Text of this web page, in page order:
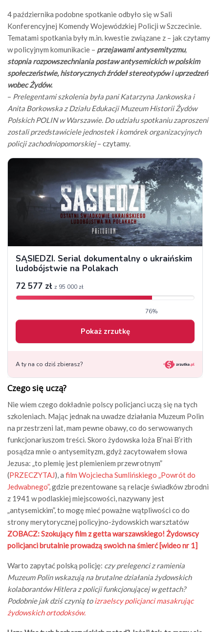
4 października podobne spotkanie odbyło się w Sali
Konferencyjnej Komendy Wojewódzkiej Policji w Szczecinie.
Tematami spotkania były m.in. kwestie związane z – jak czytamy
w policyjnym komunikacie – przejawami antysemityzmu,
stopnia rozpowszechniania postaw antysemickich w polskim
społeczeństwie, historycznych źródeł stereotypów i uprzedzeń
wobec Żydów.
– Prelegentami szkolenia była pani Katarzyna Jankowska i
Anita Borkowska z Działu Edukacji Muzeum Historii Żydów
Polskich POLIN w Warszawie. Do udziału spotkaniu zaproszeni
zostali przedstawiciele jednostek i komórek organizacyjnych
policji zachodniopomorskiej– czytamy.
Czego się uczą?
Nie wiem czego dokładnie polscy policjanci uczą się na tych
szkoleniach. Mając jednak na uwadze działania Muzeum Polin
na przestrzeni lat, mam pewne obawy, co do serwowanych
funkcjonariuszom treści. Skoro żydowska loża B’nai B’rith
posądza mnie o antysemityzm, gdyż zacytowałem słowa
Jezusa: „to plemię jest plemieniem przewrotnym”
(PRZECZYTAJ), a film Wojciecha Sumlińskiego „Powrót do
Jedwabnego”, gdzie prezentowane są relacje świadków zbrodni
z 1941 w podlaskiej miejscowości, nazywany jest
„antysemickim”, to mogę mieć poważne wątpliwości co do
strony merytorycznej policyjno-żydowskich warsztatów
ZOBACZ:Szokujący film z getta warszawskiego! Żydowscy
policjanci brutalnie prowadzą swoich na śmierć [wideo nr 1]
Warto zapytać polską policję: czy prelegenci z ramienia
Muzeum Polin wskazują na brutalne działania żydowskich
kolaborantów Hitlera z policji funkcjonującej w gettach?
Podobnie jak dziś czynią toizraelscy policjanci masakrując
żydowskich ortodoksów.